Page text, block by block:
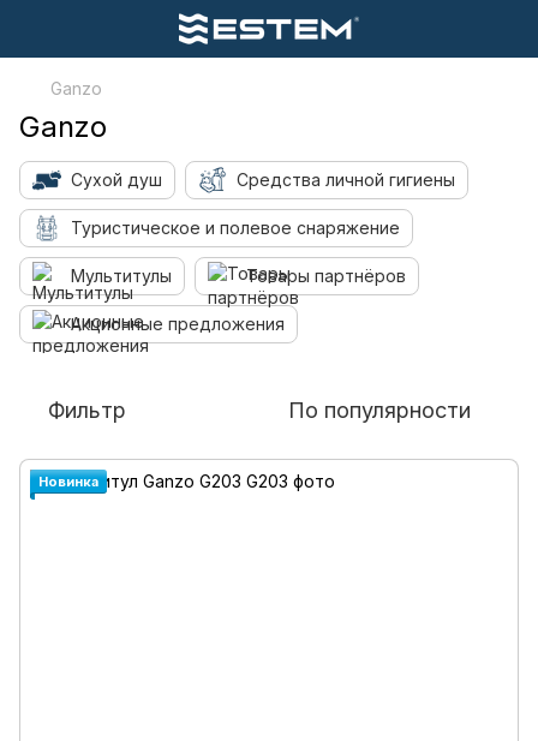
Ganzo
Ganzo
Сухой душ Средства личной гигиены
Туристическое и полевое снаряжение
Мультитулы Товары партнёров
Акционные предложения
Фильтр По популярности
Новинка